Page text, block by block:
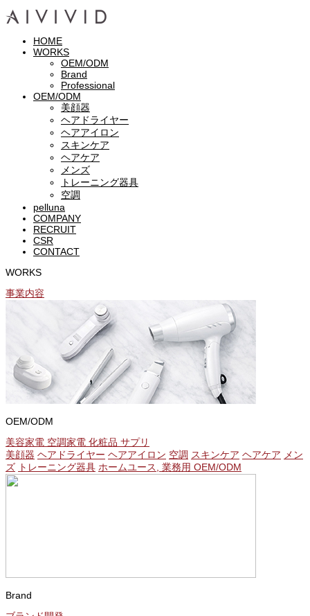
HOME
WORKS
OEM/ODM
Brand
Professional
OEM/ODM
美顔器
ヘアドライヤー
ヘアアイロン
スキンケア
ヘアケア
メンズ
トレーニング器具
空調
pelluna
COMPANY
RECRUIT
CSR
CONTACT
WORKS
事業内容
OEM/ODM
美容家電 空調家電 化粧品 サプリ
美顔器 ヘアドライヤー ヘアアイロン 空調 スキンケア ヘアケア メン
ズ トレーニング器具 ホームユース, 業務用 OEM/ODM
Brand